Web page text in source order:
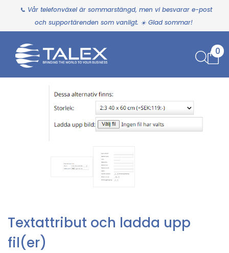
📞 Vår telefonväxel är sommarstängd, men vi besvarar e-post
och supportärenden som vanligt. ☀️ Glad sommar!
0
Textattribut och ladda upp
fil(er)